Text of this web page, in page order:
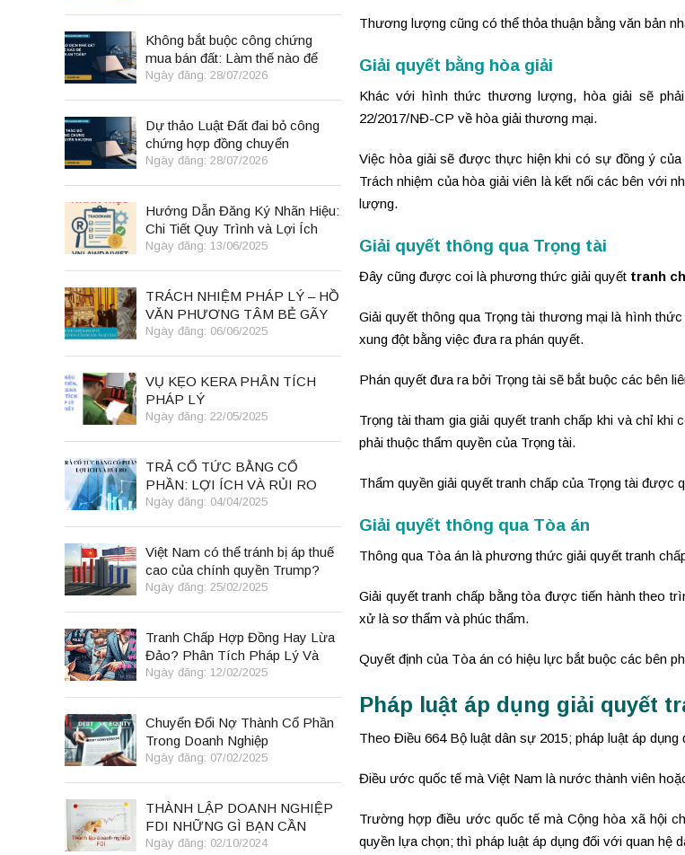
Thương lượng cũng có thể thỏa thuận bằng văn bản
Giải quyết bằng hòa giải
Khác với hình thức thương lượng, hòa giải sẽ
22/2017/NĐ-CP về hòa giải thương mại.
Việc hòa giải sẽ được thực hiện khi có sự đồng ý
Trách nhiệm của hòa giải viên là kết nối các bên với
lượng.
Giải quyết thông qua Trọng tài
Đây cũng được coi là phương thức giải quyết tranh
Giải quyết thông qua Trọng tài thương mại là hình
xung đột bằng việc đưa ra phán quyết.
Phán quyết đưa ra bởi Trọng tài sẽ bắt buộc các bên
Trọng tài tham gia giải quyết tranh chấp khi và chỉ
phải thuộc thẩm quyền của Trọng tài.
Thẩm quyền giải quyết tranh chấp của Trọng tài được
Giải quyết thông qua Tòa án
Thông qua Tòa án là phương thức giải quyết tranh
Giải quyết tranh chấp bằng tòa được tiến hành theo
xử là sơ thẩm và phúc thẩm.
Quyết định của Tòa án có hiệu lực bắt buộc các bên
Pháp luật áp dụng giải quyết
Theo Điều 664 Bộ luật dân sự 2015; pháp luật áp
Điều ước quốc tế mà Việt Nam là nước thành viên
Trường hợp điều ước quốc tế mà Cộng hòa xã hội
quyền lựa chọn; thì pháp luật áp dụng đối với quan
Không bắt buộc công chứng
mua bán đất: Làm thế nào để
giao dịch vẫn an toàn?
Ngày đăng: 28/07/2026
Dự thảo Luật Đất đai bỏ công
chứng hợp đồng chuyển
nhượng: Người mua nhà đất cần
Ngày đăng: 28/07/2026
Hướng Dẫn Đăng Ký Nhãn Hiệu:
Chi Tiết Quy Trình và Lợi Ích
Ngày đăng: 13/06/2025
TRÁCH NHIỆM PHÁP LÝ – HỒ
VĂN PHƯƠNG TÂM BẺ GÃY
NGAI VÀNG
Ngày đăng: 06/06/2025
VỤ KẸO KERA PHÂN TÍCH
PHÁP LÝ
Ngày đăng: 22/05/2025
TRẢ CỔ TỨC BẰNG CỔ
PHẦN: LỢI ÍCH VÀ RỦI RO
Ngày đăng: 04/04/2025
Việt Nam có thể tránh bị áp thuế
cao của chính quyền Trump?
Ngày đăng: 25/02/2025
Tranh Chấp Hợp Đồng Hay Lừa
Đảo? Phân Tích Pháp Lý Và
Bài Học Kinh Doanh
Ngày đăng: 12/02/2025
Chuyển Đổi Nợ Thành Cổ Phần
Trong Doanh Nghiệp
Ngày đăng: 07/02/2025
THÀNH LẬP DOANH NGHIỆP
FDI NHỮNG GÌ BẠN CẦN
BIẾT
Ngày đăng: 02/10/2024